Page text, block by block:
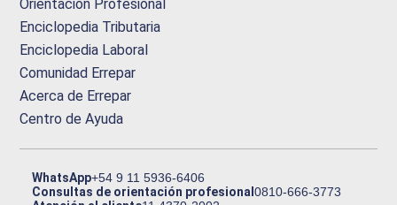
Orientación Profesional
Enciclopedia Tributaria
Enciclopedia Laboral
Comunidad Errepar
Acerca de Errepar
Centro de Ayuda
WhatsApp+54 9 11 5936-6406
Consultas de orientación profesional0810-666-3773